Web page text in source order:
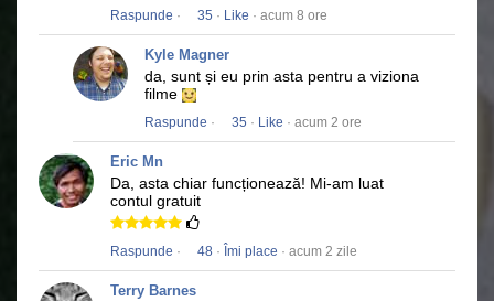
Raspunde · 35 · Like · acum 8 ore
Kyle Magner
da, sunt și eu prin asta pentru a viziona
filme
Raspunde · 35 · Like · acum 2 ore
Eric Mn
Da, asta chiar funcționează! Mi-am luat
contul gratuit
Raspunde · 48 · Îmi place · acum 2 zile
Terry Barnes